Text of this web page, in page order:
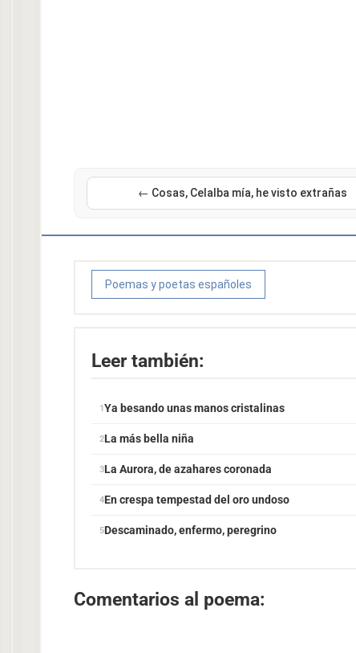
← Cosas, Celalba mía, he visto extrañas
Poemas y poetas españoles
Leer también:
Ya besando unas manos cristalinas
La más bella niña
La Aurora, de azahares coronada
En crespa tempestad del oro undoso
Descaminado, enfermo, peregrino
Comentarios al poema: